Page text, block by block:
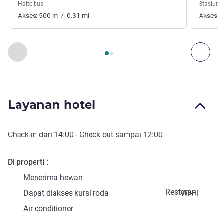
Sebelumnya - Akses dan Transportasi
Halaman , Akses dan Transportasi 1 :, Akses dan
Halte bus
Akses: 500 m / 0.31 mi
Layanan hotel
Check-in dari 14:00 - Check out sampai 12:00
Di properti
Menerima hewan
Restoran
Dapat diakses kursi roda
Wi-Fi
Air conditioner